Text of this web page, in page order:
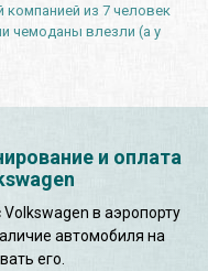
и оплата
в аэропорту
автомобиля на
его.
из 7 человек
чемоданы влезли (а у